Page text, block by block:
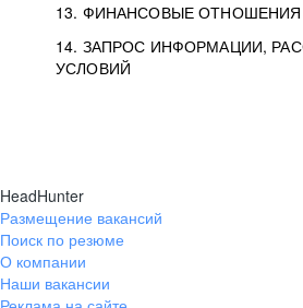
13. ФИНАНСОВЫЕ ОТНОШЕНИЯ
14. ЗАПРОС ИНФОРМАЦИИ,
УСЛОВИЙ
HeadHunter
Размещение вакансий
Поиск по резюме
О компании
Наши вакансии